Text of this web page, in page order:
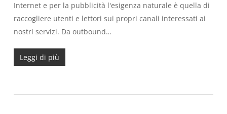
Internet e per la pubblicità l'esigenza naturale è quella di
raccogliere utenti e lettori sui propri canali interessati ai
nostri servizi. Da outbound…
Leggi di più